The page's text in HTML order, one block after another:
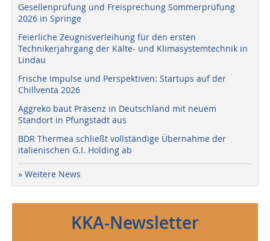
Gesellenprüfung und Freisprechung Sommerprüfung
2026 in Springe
Feierliche Zeugnisverleihung für den ersten
Technikerjahrgang der Kälte- und Klimasystemtechnik in
Lindau
Frische Impulse und Perspektiven: Startups auf der
Chillventa 2026
Aggreko baut Präsenz in Deutschland mit neuem
Standort in Pfungstadt aus
BDR Thermea schließt vollständige Übernahme der
italienischen G.I. Holding ab
» Weitere News
KKA-Newsletter